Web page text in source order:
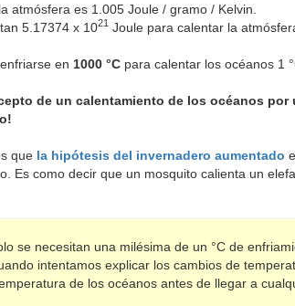
atmósfera es 1.005 Joule / gramo / Kelvin.
5.17374 x 1021 Joule para calentar la
en 1000 °C para calentar los océanos 1
de un calentamiento de los océanos
que la hipótesis del invernadero aumentado
Es como decir que un mosquito calienta un
se necesitan una milésima de un °C de
intentamos explicar los cambios de
de los océanos antes de llegar a